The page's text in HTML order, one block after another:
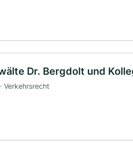
Dr. Bergdolt und
Verkehrsrecht